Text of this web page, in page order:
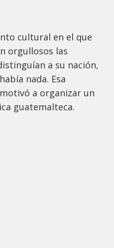
cultural en el que
orgullosos las
a su nación,
nada. Esa
a organizar un
guatemalteca.